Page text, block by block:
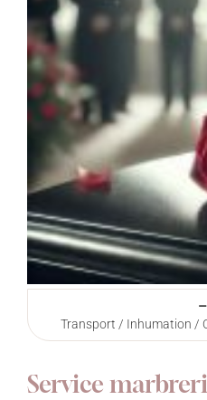
–
Transport / Inhumation /
Service